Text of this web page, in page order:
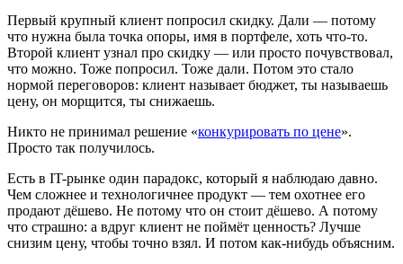
Первый крупный клиент попросил скидку. Дали — потому
что нужна была точка опоры, имя в портфеле, хоть что-то.
Второй клиент узнал про скидку — или просто почувствовал,
что можно. Тоже попросил. Тоже дали. Потом это стало
нормой переговоров: клиент называет бюджет, ты называешь
цену, он морщится, ты снижаешь.
Никто не принимал решение «конкурировать по цене».
Просто так получилось.
Есть в IT-рынке один парадокс, который я наблюдаю давно.
Чем сложнее и технологичнее продукт — тем охотнее его
продают дёшево. Не потому что он стоит дёшево. А потому
что страшно: а вдруг клиент не поймёт ценность? Лучше
снизим цену, чтобы точно взял. И потом как-нибудь объясним.